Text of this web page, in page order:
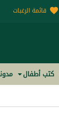
قائمة الرغبات
كتب أطفال